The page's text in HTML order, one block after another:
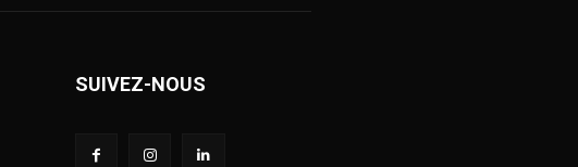
SUIVEZ-NOUS